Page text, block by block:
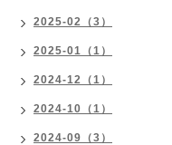
2025-02（3）
2025-01（1）
2024-12（1）
2024-10（1）
2024-09（3）